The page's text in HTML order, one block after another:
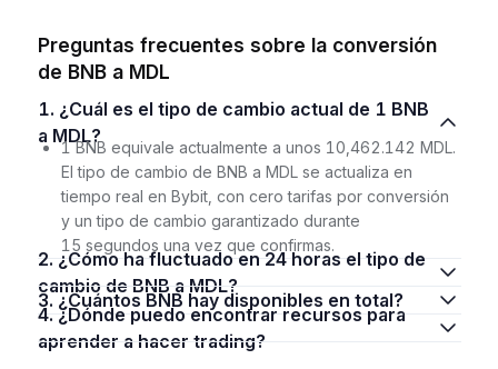
Preguntas frecuentes sobre la conversión
de BNB a MDL
1. ¿Cuál es el tipo de cambio actual de 1 BNB
a MDL?
1 BNB equivale actualmente a unos 10,462.142 MDL.
El tipo de cambio de BNB a MDL se actualiza en
tiempo real en Bybit, con cero tarifas por conversión
y un tipo de cambio garantizado durante
15 segundos una vez que confirmas.
2. ¿Cómo ha fluctuado en 24 horas el tipo de
cambio de BNB a MDL?
3. ¿Cuántos BNB hay disponibles en total?
4. ¿Dónde puedo encontrar recursos para
aprender a hacer trading?